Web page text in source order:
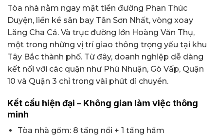
Tòa nhà nằm ngay mặt tiền đường Phan Thúc
Duyện, liền kề sân bay Tân Sơn Nhất, vòng xoay
Lăng Cha Cả. Và trục đường lớn Hoàng Văn Thụ,
một trong những vị trí giao thông trọng yếu tại khu
Tây Bắc thành phố. Từ đây, doanh nghiệp dễ dàng
kết nối với các quận như Phú Nhuận, Gò Vấp, Quận
10 và Quận 3 chỉ trong vài phút di chuyển.
Kết cấu hiện đại – Không gian làm việc thông
minh
Tòa nhà gồm: 8 tầng nổi + 1 tầng hầm